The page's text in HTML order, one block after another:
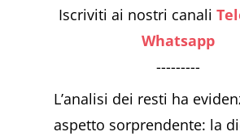
Iscriviti ai nostri canali
Whatsapp
---------
L’analisi dei resti ha
aspetto sorprendente: la